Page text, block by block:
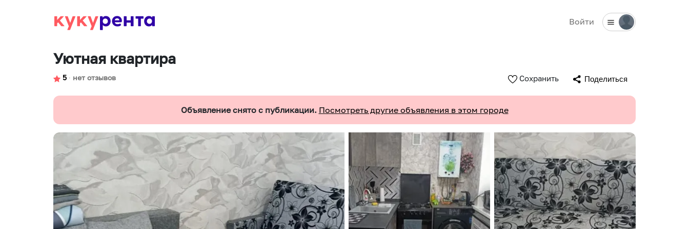
Войти
Уютная квартира
5 ∙ нет отзывов Сохранить Поделиться
Объявление снято с публикации. Посмотреть другие объявления в этом городе